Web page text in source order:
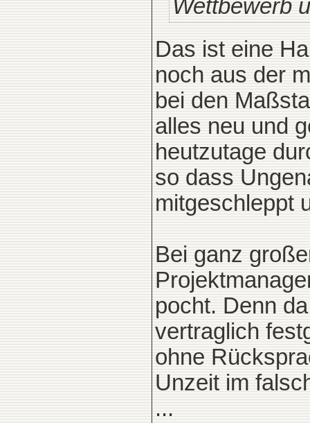
Wettbewerb
Das ist eine
noch aus der
bei den
alles neu und
heutzutage
so dass
mitgeschleppt
Bei ganz
pocht. Denn
vertraglich
ohne
Unzeit im
...